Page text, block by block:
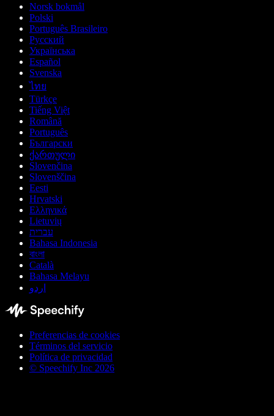
Norsk bokmål
Polski
Português Brasileiro
Русский
Українська
Español
Svenska
ไทย
Türkçe
Tiếng Việt
Română
Português
Български
ქართული
Slovenčina
Slovenščina
Eesti
Hrvatski
Ελληνικά
Lietuvių
עברית
Bahasa Indonesia
বাংলা
Català
Bahasa Melayu
اردو
Preferencias de cookies
Términos del servicio
Política de privacidad
© Speechify Inc 2026